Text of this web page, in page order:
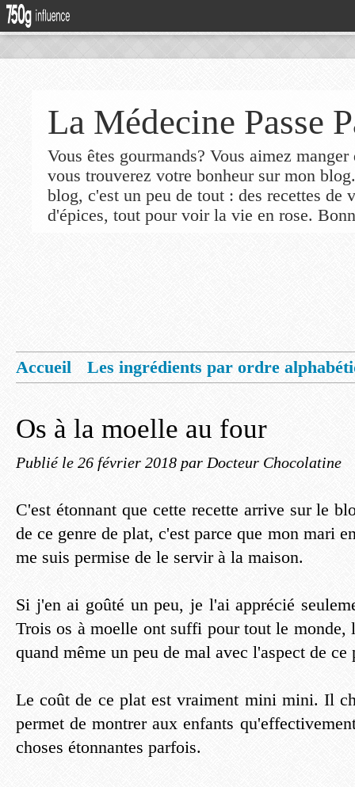
La Médecine Passe
Vous êtes gourmands? Vous aimez
vous trouverez votre bonheur sur mon
blog, c'est un peu de tout : des recettes de
d'épices, tout pour voir la vie en rose.
Accueil
Les ingrédients par ordre
Os à la moelle au four
Publié le 26 février 2018 par Docteur Chocolatine
C'est étonnant que cette recette arrive sur le
de ce genre de plat, c'est parce que mon mari
me suis permise de le servir à la maison.
Si j'en ai goûté un peu, je l'ai apprécié
Trois os à moelle ont suffi pour tout le monde,
quand même un peu de mal avec l'aspect de
Le coût de ce plat est vraiment mini mini. Il
permet de montrer aux enfants
choses étonnantes parfois.